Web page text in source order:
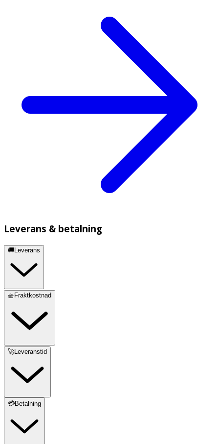
Leverans & betalning
🚚Leverans
🧺Fraktkostnad
🚀Leveranstid
💳Betalning